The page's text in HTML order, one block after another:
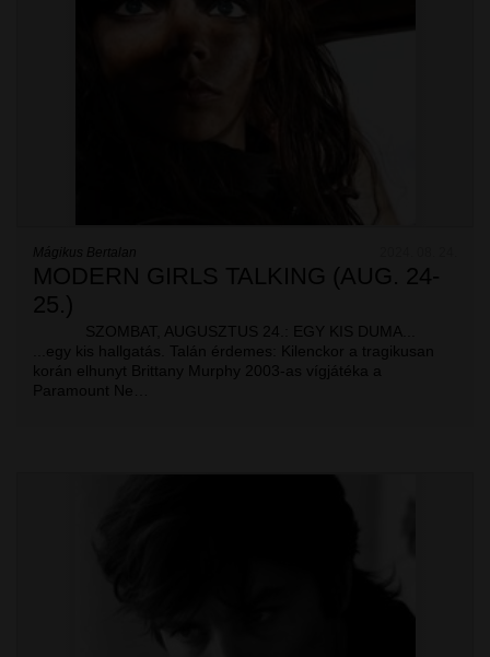
Mágikus Bertalan
MODERN GIRLS TALKING (AUG. 24-
25.)
SZOMBAT, AUGUSZTUS 24.: EGY KIS DUMA...
...egy kis hallgatás. Talán érdemes: Kilenckor a tragikusan
korán elhunyt Brittany Murphy 2003-as vígjátéka a
Paramount Ne…